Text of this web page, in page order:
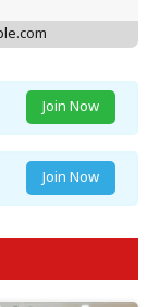
Join Now
Join Now